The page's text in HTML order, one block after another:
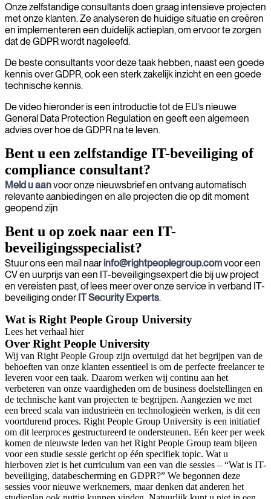
Onze zelfstandige consultants doen graag intensieve projecten
met onze klanten. Ze analyseren de huidige situatie en creëren
en implementeren een duidelijk actieplan, om ervoor te zorgen
dat de GDPR wordt nageleefd.
De beste consultants voor deze taak hebben, naast een goede
kennis over GDPR, ook een sterk zakelijk inzicht en een goede
technische kennis.
De video hieronder is een introductie tot de EU’s nieuwe
General Data Protection Regulation en geeft een algemeen
advies over hoe de GDPR na te leven.
Bent u een zelfstandige IT-beveiliging of
compliance consultant?
Meld u aanvoor onze nieuwsbrief en ontvang automatisch
relevante aanbiedingen en alle projecten die op dit moment
geopend zijn
Bent u op zoek naar een IT-
beveiligingsspecialist?
Stuur ons een mail naarinfo@rightpeoplegroup.comvoor een
CV en uurprijs van een IT-beveiligingsexpert die bij uw project
en vereisten past, of lees meer over onze service in verband IT-
beveiliging onderIT Security Experts.
Wat is Right People Group University
Lees het verhaal hier
Over Right People University
Wij van Right People Group zijn overtuigd dat het begrijpen van de
behoeften van onze klanten essentieel is om de perfecte freelancer te
leveren voor een taak. Daarom werken wij continu aan het
verbeteren van onze vaardigheden om de business doelstellingen en
de technische kant van projecten te begrijpen. Aangezien we met
een breed scala van industrieën en technologieën werken, is dit een
voortdurend proces. Right People Group University is een initiatief
om dit leerproces gestructureerd te ondersteunen. Eén keer per week
komen de nieuwste leden van het Right People Group team bijeen
voor een studie sessie gericht op één specifiek topic. Wat u
hierboven ziet is het curriculum van een van die sessies – “Wat is IT-
beveiliging, databescherming en GDPR?” We begonnen deze
sessies voor nieuwe werknemers, maar denken dat anderen het